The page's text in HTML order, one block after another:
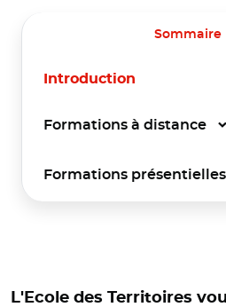
Sommaire
Introduction
Formations à distance
Formations présentielles
L'Ecole des Territoires